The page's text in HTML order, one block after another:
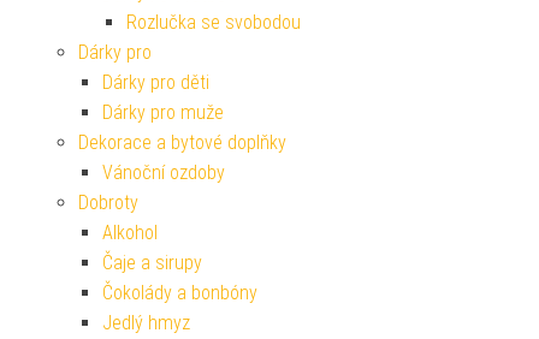
Rozlučka se svobodou
Dárky pro
Dárky pro děti
Dárky pro muže
Dekorace a bytové doplňky
Vánoční ozdoby
Dobroty
Alkohol
Čaje a sirupy
Čokolády a bonbóny
Jedlý hmyz